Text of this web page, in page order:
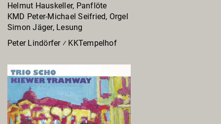
Helmut Hauskeller, Panflöte
KMD Peter-Michael Seifried, Orgel
Simon Jäger, Lesung
Peter Lindörfer ⁄ KKTempelhof